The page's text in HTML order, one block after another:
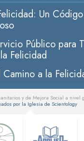
Un Código
Público para
Felicidad
a la
y de Mejora Social a nivel
por la Iglesia de Scientology